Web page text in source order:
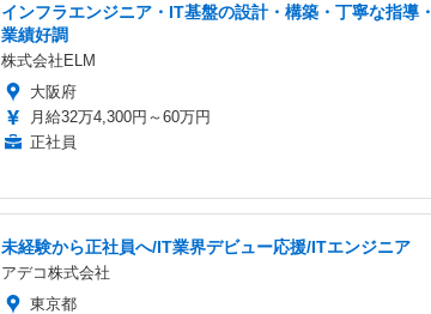
インフラエンジニア・IT基盤の設計・構築・丁寧な指導・
業績好調
株式会社ELM
大阪府
月給32万4,300円～60万円
正社員
未経験から正社員へ/IT業界デビュー応援/ITエンジニア
アデコ株式会社
東京都